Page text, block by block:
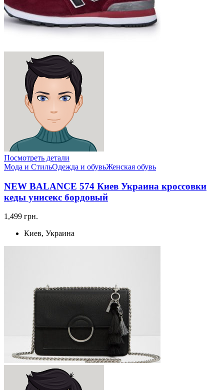
Посмотреть детали
Мода и СтильОдежда и обувьЖенская обувь
NEW BALANCE 574 Киев Украина кроссовки
кеды унисекс бордовый
1,499 грн.
Киев, Украина